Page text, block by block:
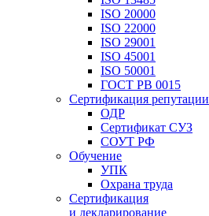
ISO 20000
ISO 22000
ISO 29001
ISO 45001
ISO 50001
ГОСТ РВ 0015
Сертификация репутации
ОДР
Сертификат СУЗ
СОУТ РФ
Обучение
УПК
Охрана труда
Сертификация
и декларирование